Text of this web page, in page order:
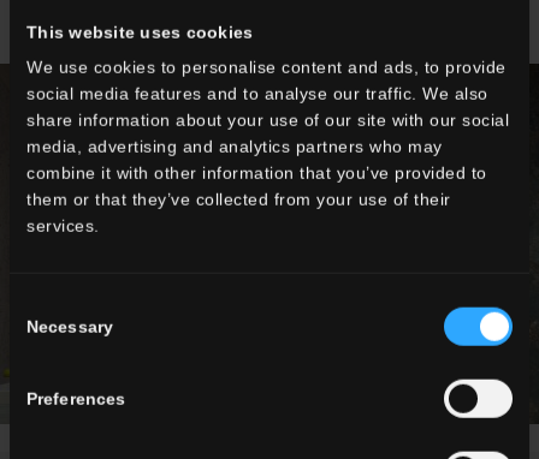
This website uses cookies
We use cookies to personalise content and ads, to provide
social media features and to analyse our traffic. We also
share information about your use of our site with our social
media, advertising and analytics partners who may
combine it with other information that you’ve provided to
them or that they’ve collected from your use of their
services.
Selection
Necessary
Preferences